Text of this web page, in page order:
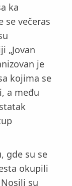
ka
se večeras
„Jovan
je
kojima se
a među
gde su se
okupili
su